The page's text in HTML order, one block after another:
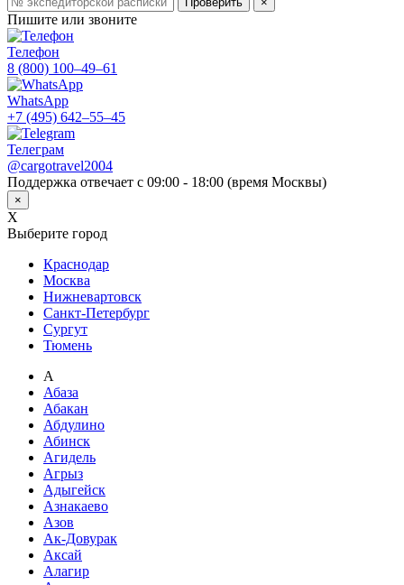
Пишите или звоните
Телефон
8 (800) 100–49–61
WhatsApp
+7 (495) 642–55–45
Телеграм
@cargotravel2004
Поддержка отвечает с 09:00 - 18:00 (время Москвы)
×
X
Выберите город
Краснодар
Москва
Нижневартовск
Санкт-Петербург
Сургут
Тюмень
А
Абаза
Абакан
Абдулино
Абинск
Агидель
Агрыз
Адыгейск
Азнакаево
Азов
Ак-Довурак
Аксай
Алагир